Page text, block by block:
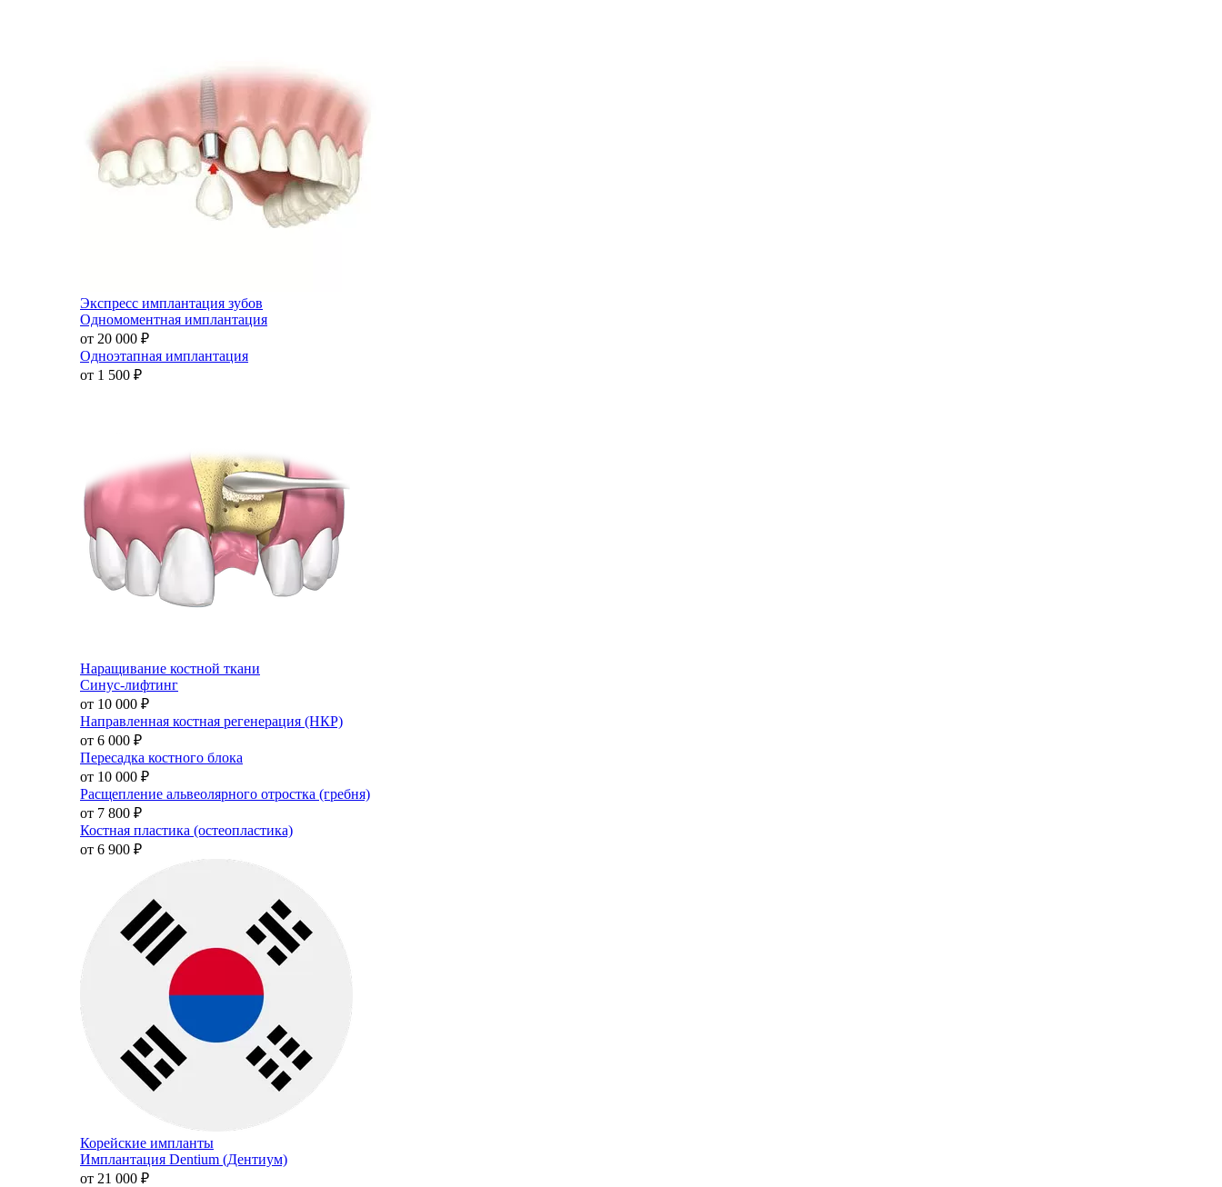
Экспресс имплантация зубов
Одномоментная имплантация
от 20 000 ₽
Одноэтапная имплантация
от 1 500 ₽
Наращивание костной ткани
Синус-лифтинг
от 10 000 ₽
Направленная костная регенерация (НКР)
от 6 000 ₽
Пересадка костного блока
от 10 000 ₽
Расщепление альвеолярного отростка (гребня)
от 7 800 ₽
Костная пластика (остеопластика)
от 6 900 ₽
Корейские импланты
Имплантация Dentium (Дентиум)
от 21 000 ₽